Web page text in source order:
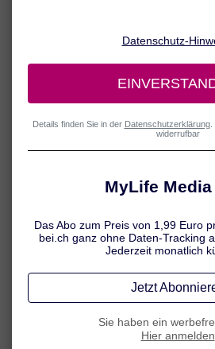
lassen sich jedoch häufig durch eine
bekommen. Ziel der Neurodermitis-
bei etwa 60 Prozent der Betroffenen
bleibt bis heute noch ein Rätsel.
Zusammenhang von einer „spontanen
Symptome bei Neurodermitis